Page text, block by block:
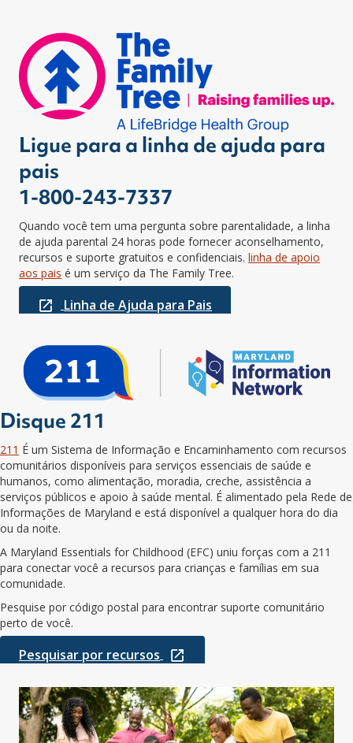
Ligue para a linha de ajuda para
pais
1-800-243-7337
Quando você tem uma pergunta sobre parentalidade, a linha
de ajuda parental 24 horas pode fornecer aconselhamento,
recursos e suporte gratuitos e confidenciais. linha de apoio
aos pais é um serviço da The Family Tree.
Linha de Ajuda para Pais
Disque 211
211 É um Sistema de Informação e Encaminhamento com recursos
comunitários disponíveis para serviços essenciais de saúde e
humanos, como alimentação, moradia, creche, assistência a
serviços públicos e apoio à saúde mental. É alimentado pela Rede de
Informações de Maryland e está disponível a qualquer hora do dia
ou da noite.
A Maryland Essentials for Childhood (EFC) uniu forças com a 211
para conectar você a recursos para crianças e famílias em sua
comunidade.
Pesquise por código postal para encontrar suporte comunitário
perto de você.
Pesquisar por recursos